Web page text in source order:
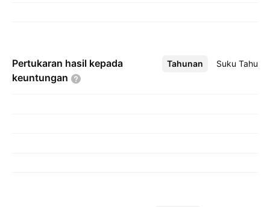
Pertukaran hasil kepada
keuntungan
Tahunan Suku
Lebih